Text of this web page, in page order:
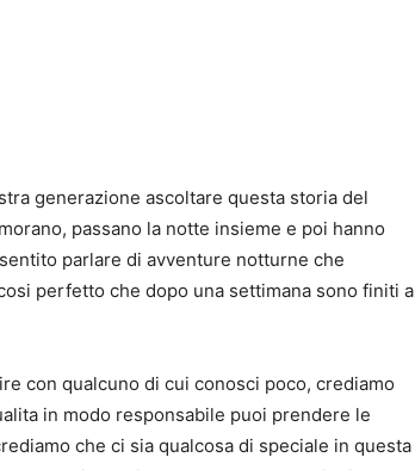
generazione ascoltare questa storia del
passano la notte insieme e poi hanno
parlare di avventure notturne che
perfetto che dopo una settimana sono finiti a
con qualcuno di cui conosci poco, crediamo
in modo responsabile puoi prendere le
che ci sia qualcosa di speciale in questa